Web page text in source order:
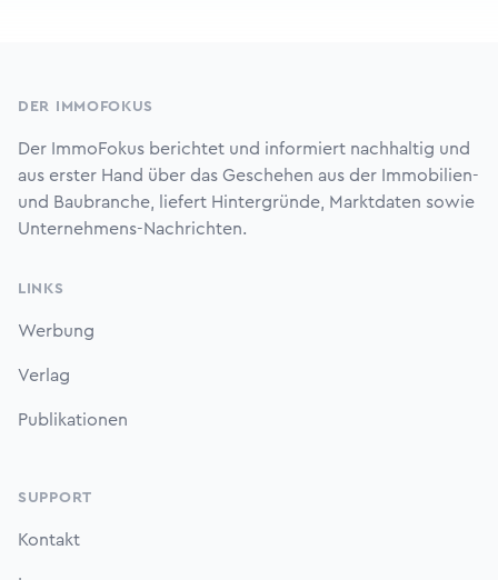
DER IMMOFOKUS
Der ImmoFokus berichtet und informiert nachhaltig und
aus erster Hand über das Geschehen aus der Immobilien-
und Baubranche, liefert Hintergründe, Marktdaten sowie
Unternehmens-Nachrichten.
LINKS
Werbung
Verlag
Publikationen
SUPPORT
Kontakt